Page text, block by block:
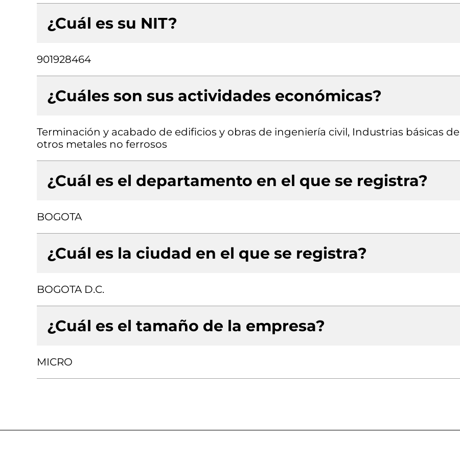
¿Cuál es su NIT?
901928464
¿Cuáles son sus actividades económicas?
Terminación y acabado de edificios y obras de ingeniería civil, Industrias básicas de
otros metales no ferrosos
¿Cuál es el departamento en el que se registra?
BOGOTA
¿Cuál es la ciudad en el que se registra?
BOGOTA D.C.
¿Cuál es el tamaño de la empresa?
MICRO